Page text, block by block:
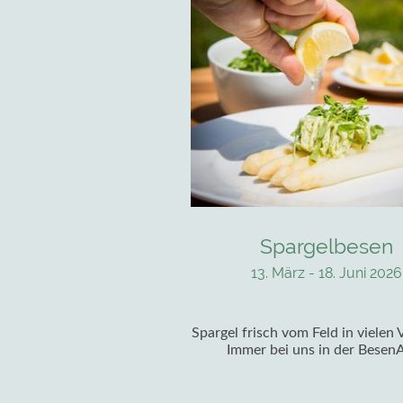
Spargelbesen
13. März - 18. Juni 2026
Spargel frisch vom Feld in vielen
Immer bei uns in der